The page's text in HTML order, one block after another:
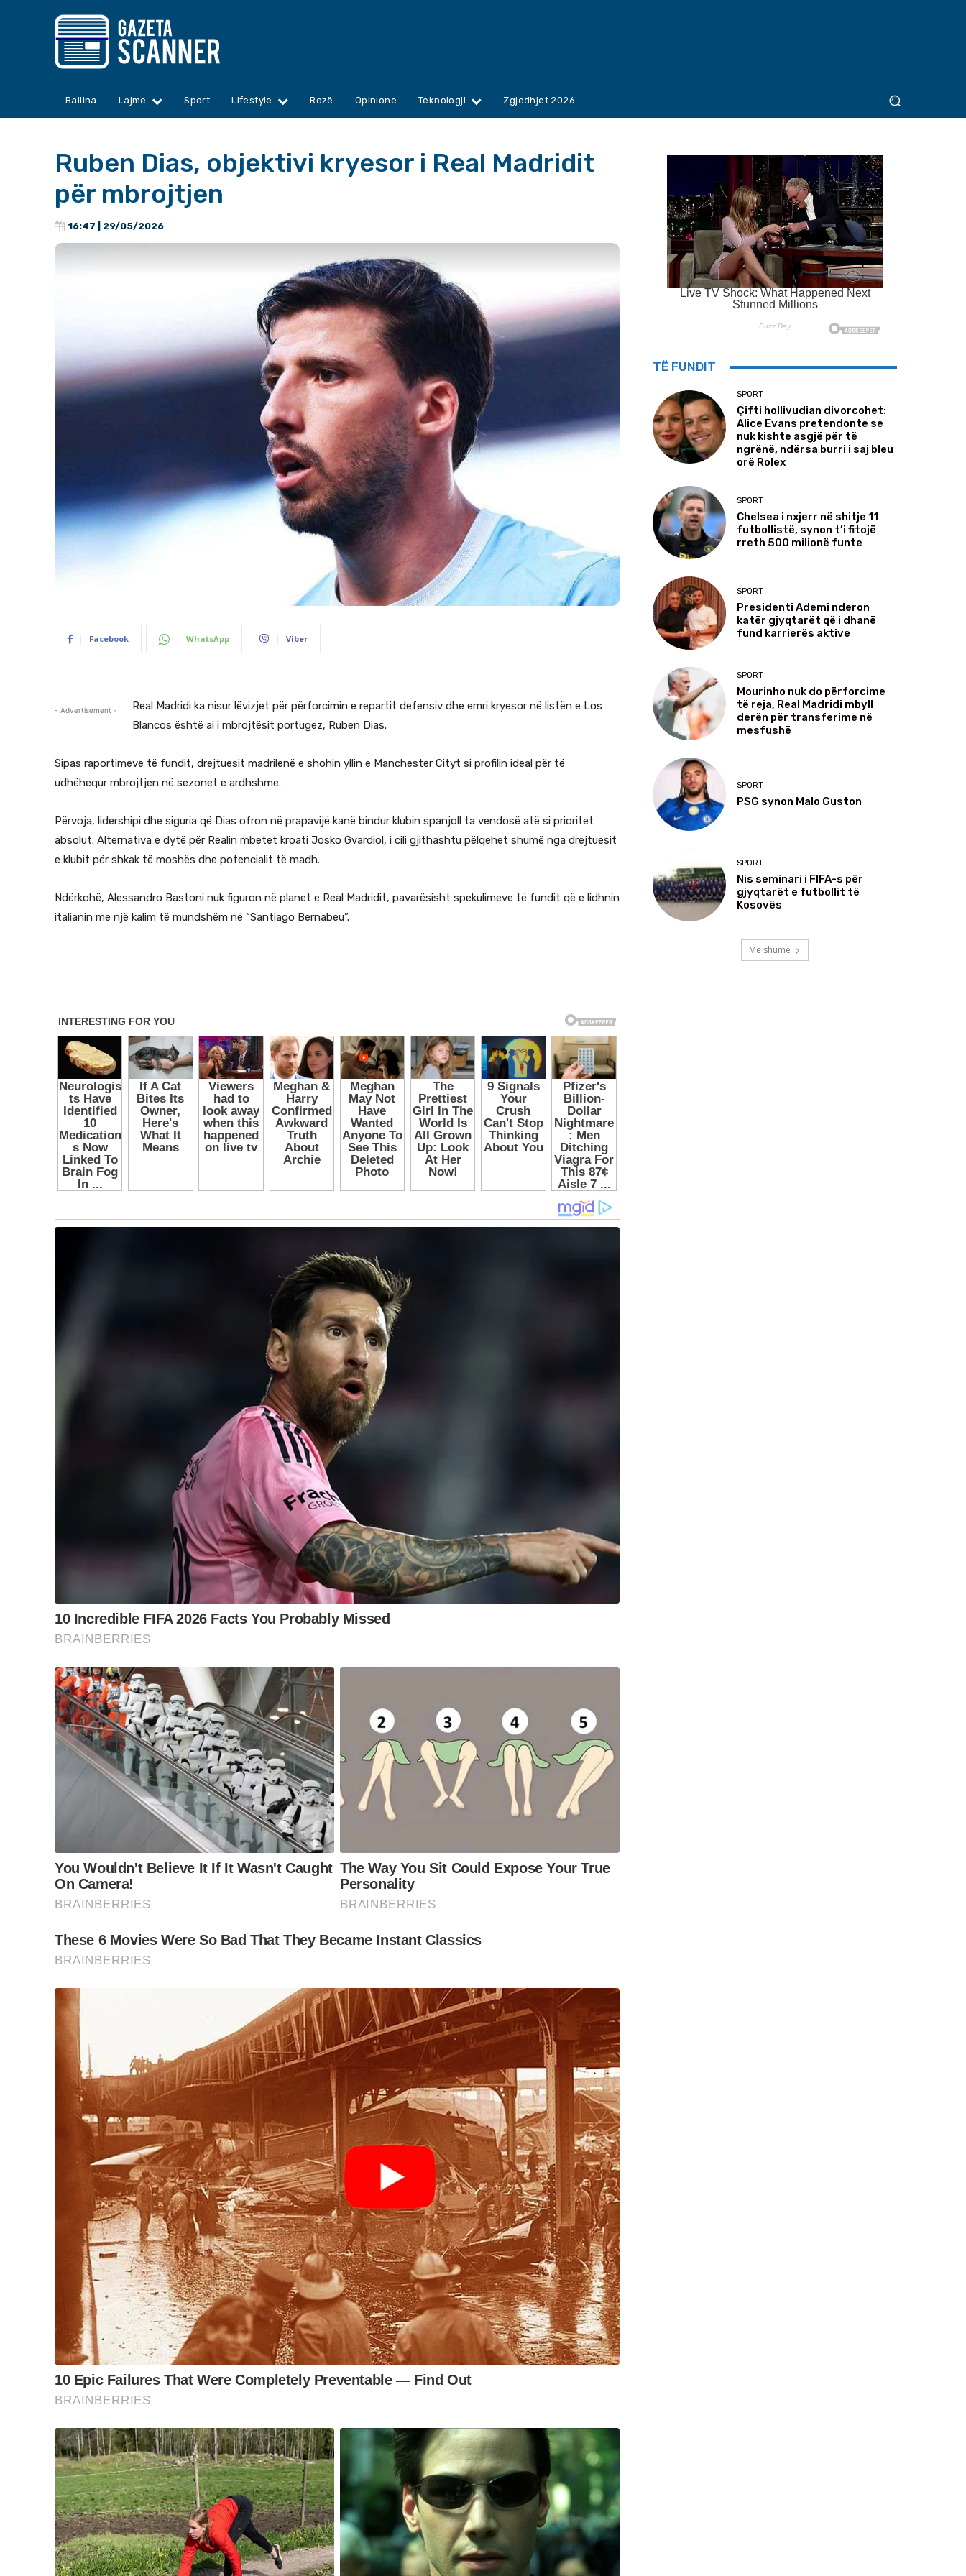
Ballina Lajme Sport Lifestyle Rozë Opinione Teknologji Zgjedhjet 2026
Ruben Dias, objektivi kryesor i Real Madridit
për mbrojtjen
16:47 | 29/05/2026
Facebook WhatsApp Viber
- Advertisement -
Real Madridi ka nisur lëvizjet për përforcimin e repartit defensiv dhe emri kryesor në listën e Los
Blancos është ai i mbrojtësit portugez, Ruben Dias.
Sipas raportimeve të fundit, drejtuesit madrilenë e shohin yllin e Manchester Cityt si profilin ideal për të
udhëhequr mbrojtjen në sezonet e ardhshme.
Përvoja, lidershipi dhe siguria që Dias ofron në prapavijë kanë bindur klubin spanjoll ta vendosë atë si prioritet
absolut. Alternativa e dytë për Realin mbetet kroati Josko Gvardiol, i cili gjithashtu pëlqehet shumë nga drejtuesit
e klubit për shkak të moshës dhe potencialit të madh.
Ndërkohë, Alessandro Bastoni nuk figuron në planet e Real Madridit, pavarësisht spekulimeve të fundit që e lidhnin
italianin me një kalim të mundshëm në “Santiago Bernabeu”.
TË FUNDIT
SPORT
Çifti hollivudian divorcohet:
Alice Evans pretendonte se
nuk kishte asgjë për të
ngrënë, ndërsa burri i saj bleu
orë Rolex
SPORT
Chelsea i nxjerr në shitje 11
futbollistë, synon t’i fitojë
rreth 500 milionë funte
SPORT
Presidenti Ademi nderon
katër gjyqtarët që i dhanë
fund karrierës aktive
SPORT
Mourinho nuk do përforcime
të reja, Real Madridi mbyll
derën për transferime në
mesfushë
SPORT
PSG synon Malo Guston
SPORT
Nis seminari i FIFA-s për
gjyqtarët e futbollit të
Kosovës
Më shumë